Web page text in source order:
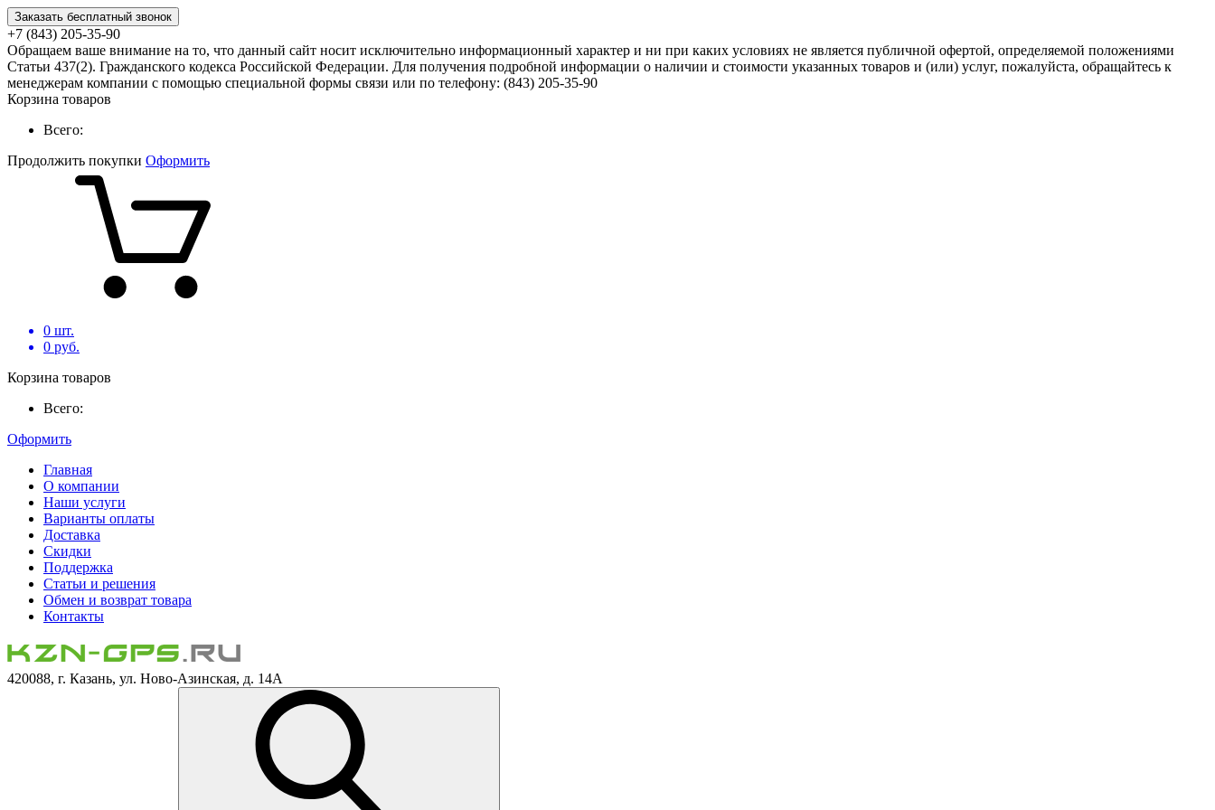
Заказать бесплатный звонок
+7 (843) 205-35-90
Обращаем ваше внимание на то, что данный сайт носит исключительно информационный характер и ни при каких условиях не является публичной офертой, определяемой положениями
Статьи 437(2). Гражданского кодекса Российской Федерации. Для получения подробной информации о наличии и стоимости указанных товаров и (или) услуг, пожалуйста, обращайтесь к
менеджерам компании с помощью специальной формы связи или по телефону: (843) 205-35-90
Корзина товаров
Всего:
Продолжить покупки Оформить
0 шт.
0 руб.
Корзина товаров
Всего:
Оформить
Главная
О компании
Наши услуги
Варианты оплаты
Доставка
Скидки
Поддержка
Статьи и решения
Обмен и возврат товара
Контакты
420088, г. Казань, ул. Ново-Азинская, д. 14А